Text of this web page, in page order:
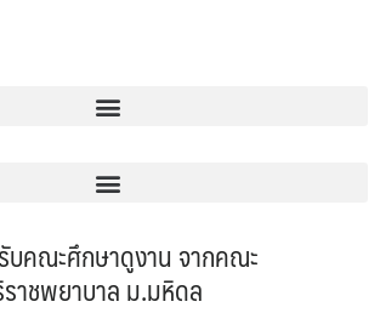
คณะศึกษาดูงาน จากคณะ
าชพยาบาล ม.มหิดล